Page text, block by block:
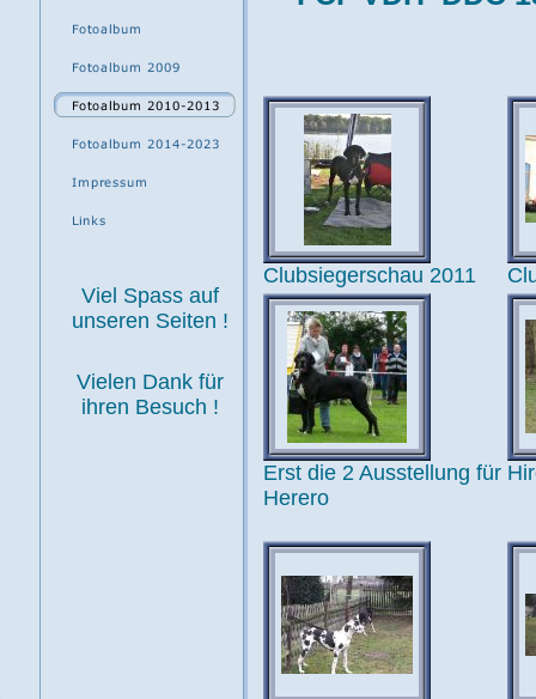
Viel Spass auf
unseren Seiten !
Vielen Dank für
ihren Besuch !
Clubsiegerschau 2011
Erst die 2 Ausstellung für
Herero